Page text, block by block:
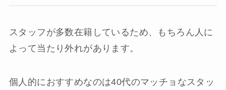
スタッフが多数在籍しているため、もちろん人に
よって当たり外れがあります。
個人的におすすめなのは40代のマッチョなスタッ